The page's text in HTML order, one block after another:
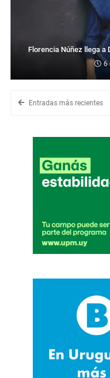
Florencia Núñez llega a
6
Entradas más recientes